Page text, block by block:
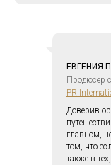
ЕВГЕНИЯ
Продюсер
PR
Доверив
главном,
том, что
также в